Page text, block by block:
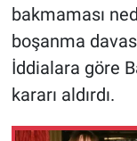
bakmaması
boşanma
İddialara göre
kararı aldırdı.